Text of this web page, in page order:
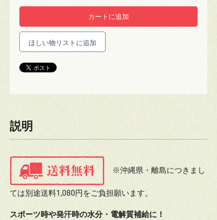
カートに追加
説明
※沖縄県・離島につきまし
ては別途送料1,080円をご負担願います。
スポーツ時や発汗時の水分・電解質補給に！